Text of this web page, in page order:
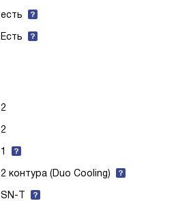
есть
Есть
2
2
1
2 контура (Duo Cooling)
SN-T